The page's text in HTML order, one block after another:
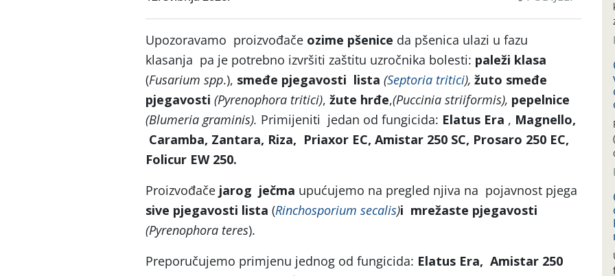
Upozoravamo proizvođače ozime pšenice da pšenica ulazi u fazu
klasanja pa je potrebno izvršiti zaštitu uzročnika bolesti: paleži klasa
(Fusarium spp.), smeđe pjegavosti lista (Septoria tritici), žuto smeđe
pjegavosti (Pyrenophora tritici), žute hrđe,(Puccinia striiformis), pepelnice
(Blumeria graminis). Primijeniti jedan od fungicida: Elatus Era , Magnello,
Caramba, Zantara, Riza, Priaxor EC, Amistar 250 SC, Prosaro 250 EC,
Folicur EW 250.
Proizvođače jarog ječma upućujemo na pregled njiva na pojavnost pjega
sive pjegavosti lista (Rinchosporium secalis)i mrežaste pjegavosti
(Pyrenophora teres).
Preporučujemo primjenu jednog od fungicida: Elatus Era, Amistar 250